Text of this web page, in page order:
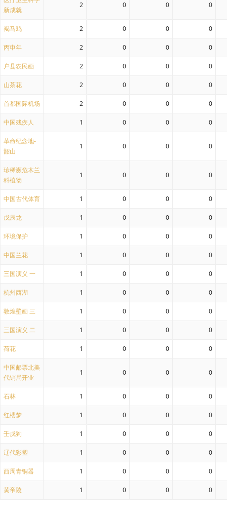
新成就
2 0 0 0
褐马鸡 2 0 0 0
丙申年 2 0 0 0
户县农民画 2 0 0 0
山茶花 2 0 0 0
首都国际机场 2 0 0 0
中国残疾人 1 0 0 0
革命纪念地-
韶山
1 0 0 0
珍稀濒危木兰
科植物
1 0 0 0
中国古代体育 1 0 0 0
戊辰龙 1 0 0 0
环境保护 1 0 0 0
中国兰花 1 0 0 0
三国演义 一 1 0 0 0
杭州西湖 1 0 0 0
敦煌壁画 三 1 0 0 0
三国演义 二 1 0 0 0
荷花 1 0 0 0
中国邮票北美
代销局开业
1 0 0 0
石林 1 0 0 0
红楼梦 1 0 0 0
壬戌狗 1 0 0 0
辽代彩塑 1 0 0 0
西周青铜器 1 0 0 0
黄帝陵 1 0 0 0